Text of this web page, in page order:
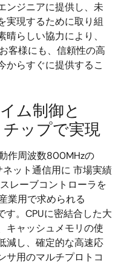
ンジニアに提供し、未
実現するために取り組
らしい協力により、
客様にも、信頼性の高
からすぐに提供するこ
ム制御と
ップで実現
作周波数800MHzの
ット通信用に 市場実績
レーブコントローラを
業用で求められる
す。CPUに密結合した大
キャッシュメモリの使
減し、確定的な高速応
サ用のマルチプロトコ